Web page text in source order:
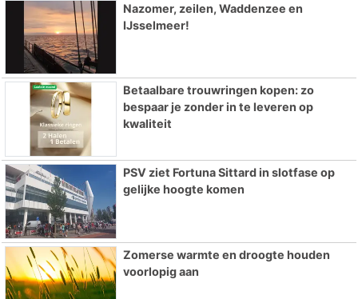
Nazomer, zeilen, Waddenzee en
IJsselmeer!
Betaalbare trouwringen kopen: zo
bespaar je zonder in te leveren op
kwaliteit
PSV ziet Fortuna Sittard in slotfase op
gelijke hoogte komen
Zomerse warmte en droogte houden
voorlopig aan